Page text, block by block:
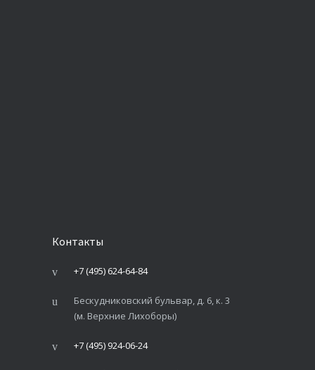
Контакты
+7 (495) 624-64-84
Бескудниковский бульвар, д. 6, к. 3
(м. Верхние Лихоборы)
+7 (495) 924-06-24